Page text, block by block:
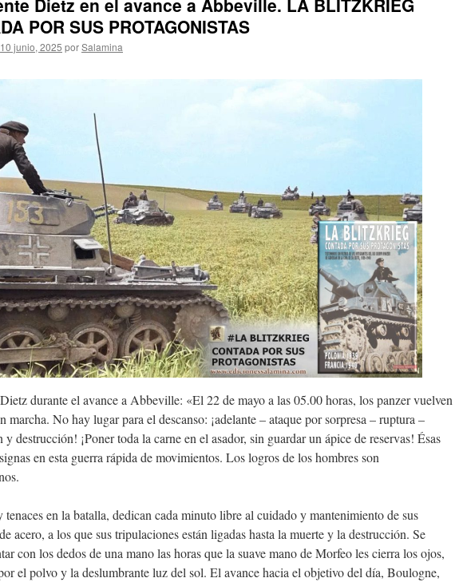
Dietz en el avance a Abbeville. LA BLITZKRIEG
POR SUS PROTAGONISTAS
10 junio, 2025 porSalamina
durante el avance a Abbeville: «El 22 de mayo a las 05.00 horas, los panzer vuelven
marcha. No hay lugar para el descanso: ¡adelante – ataque por sorpresa – ruptura –
y destrucción! ¡Poner toda la carne en el asador, sin guardar un ápice de reservas! Ésas
en esta guerra rápida de movimientos. Los logros de los hombres son
tenaces en la batalla, dedican cada minuto libre al cuidado y mantenimiento de sus
acero, a los que sus tripulaciones están ligadas hasta la muerte y la destrucción. Se
con los dedos de una mano las horas que la suave mano de Morfeo les cierra los ojos,
el polvo y la deslumbrante luz del sol. El avance hacia el objetivo del día, Boulogne,